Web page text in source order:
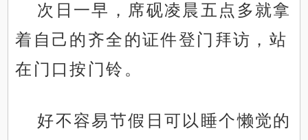
次日一早，席砚凌晨五点多就拿
着自己的齐全的证件登门拜访，站
在门口按门铃。
好不容易节假日可以睡个懒觉的